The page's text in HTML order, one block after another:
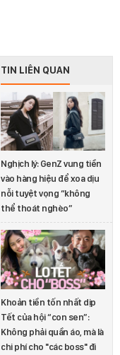
TIN LIÊN QUAN
Nghịch lý: GenZ vung tiền
vào hàng hiệu để xoa dịu
nỗi tuyệt vọng “không
thể thoát nghèo”
Khoản tiền tốn nhất dịp
Tết của hội “con sen”:
Không phải quần áo, mà là
chi phí cho "các boss" đi